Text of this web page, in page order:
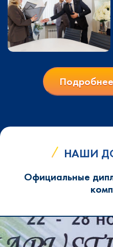
НАШИ
Официальные